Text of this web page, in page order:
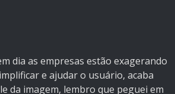
dia as empresas estão exagerando
e ajudar o usuário, acaba
da imagem, lembro que peguei em